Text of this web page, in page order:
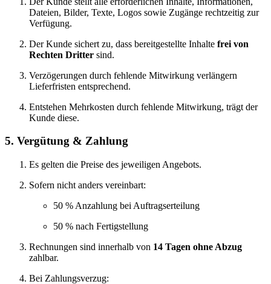
Dateien, Bilder, Texte, Logos sowie Zugänge rechtzeitig zur
Verfügung.
Der Kunde sichert zu, dass bereitgestellte Inhalte frei von
Rechten Dritter sind.
Verzögerungen durch fehlende Mitwirkung verlängern
Lieferfristen entsprechend.
Entstehen Mehrkosten durch fehlende Mitwirkung, trägt der
Kunde diese.
5. Vergütung & Zahlung
Es gelten die Preise des jeweiligen Angebots.
Sofern nicht anders vereinbart:
50 % Anzahlung bei Auftragserteilung
50 % nach Fertigstellung
Rechnungen sind innerhalb von 14 Tagen ohne Abzug
zahlbar.
Bei Zahlungsverzug: